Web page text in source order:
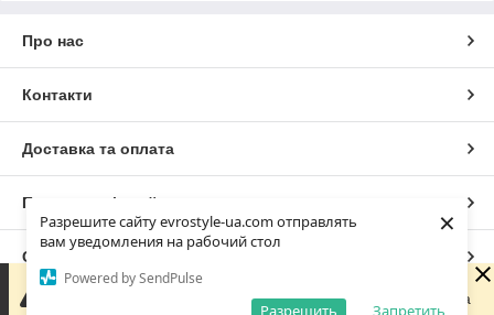
Разрешите сайту evrostyle-ua.com отправлять
вам уведомления на рабочий стол
Powered by SendPulse
Запретить
Разрешить
×
Про нас
Контакти
Доставка та оплата
Повна версія сайту
Сайт створено на маркетплейсі
Політика конфіденційності
Шановні покупці! Ми працюємо виключно онлайн —
фізичного магазину немає. Оформлюйте замовлення на